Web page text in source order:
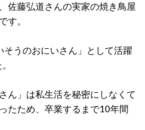
佐藤弘道さんの実家の焼き鳥屋
す。
うのおにいさん」として活躍
ん」は私生活を秘密にしなくて
たため、卒業するまで10年間